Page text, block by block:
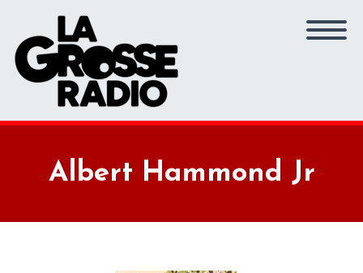
Albert Hammond Jr